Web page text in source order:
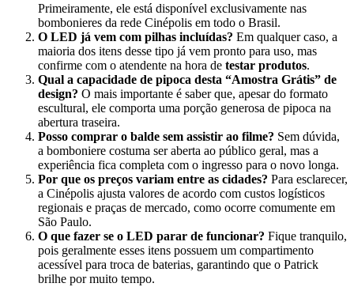
Primeiramente, ele está disponível exclusivamente nas
bombonieres da rede Cinépolis em todo o Brasil.
O LED já vem com pilhas incluídas? Em qualquer caso, a
maioria dos itens desse tipo já vem pronto para uso, mas
confirme com o atendente na hora de testar produtos.
Qual a capacidade de pipoca desta “Amostra Grátis” de
design? O mais importante é saber que, apesar do formato
escultural, ele comporta uma porção generosa de pipoca na
abertura traseira.
Posso comprar o balde sem assistir ao filme? Sem dúvida,
a bomboniere costuma ser aberta ao público geral, mas a
experiência fica completa com o ingresso para o novo longa.
Por que os preços variam entre as cidades? Para esclarecer,
a Cinépolis ajusta valores de acordo com custos logísticos
regionais e praças de mercado, como ocorre comumente em
São Paulo.
O que fazer se o LED parar de funcionar? Fique tranquilo,
pois geralmente esses itens possuem um compartimento
acessível para troca de baterias, garantindo que o Patrick
brilhe por muito tempo.